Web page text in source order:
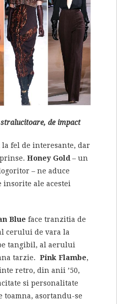
de impact
fel de interesante, dar
Honey Gold– un
– ne aduce
insorite ale acestei
Blue face tranzitia de
cerului de vara la
tangibil, al aerului
tarzie. Pink Flambe,
retro, din anii ’50,
si personalitate
toamna, asortandu-se